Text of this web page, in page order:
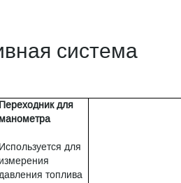
система
Переходник для
манометра
Используется для
измерения
топлива